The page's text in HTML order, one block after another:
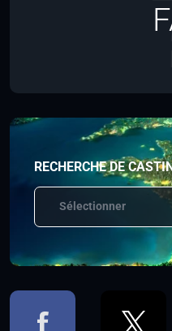
RECHERCHE DE
Sélectionner